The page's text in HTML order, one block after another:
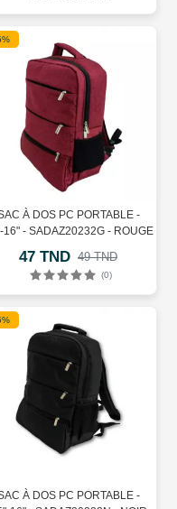
À DOS PC PORTABLE -
16" - SADAZ20232G - ROUGE
47 TND 49 TND
(0)
À DOS PC PORTABLE -